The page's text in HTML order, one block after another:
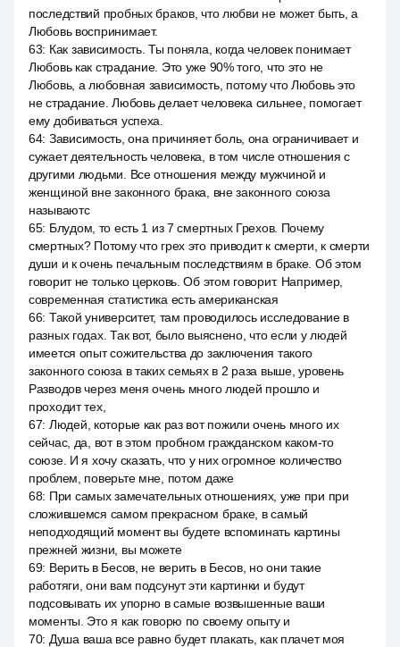
последствий пробных браков, что любви не может быть, а
Любовь воспринимает.
63: Как зависимость. Ты поняла, когда человек понимает
Любовь как страдание. Это уже 90% того, что это не
Любовь, а любовная зависимость, потому что Любовь это
не страдание. Любовь делает человека сильнее, помогает
ему добиваться успеха.
64: Зависимость, она причиняет боль, она ограничивает и
сужает деятельность человека, в том числе отношения с
другими людьми. Все отношения между мужчиной и
женщиной вне законного брака, вне законного союза
называютс
65: Блудом, то есть 1 из 7 смертных Грехов. Почему
смертных? Потому что грех это приводит к смерти, к смерти
души и к очень печальным последствиям в браке. Об этом
говорит не только церковь. Об этом говорит. Например,
современная статистика есть американская
66: Такой университет, там проводилось исследование в
разных годах. Так вот, было выяснено, что если у людей
имеется опыт сожительства до заключения такого
законного союза в таких семьях в 2 раза выше, уровень
Разводов через меня очень много людей прошло и
проходит тех,
67: Людей, которые как раз вот пожили очень много их
сейчас, да, вот в этом пробном гражданском каком-то
союзе. И я хочу сказать, что у них огромное количество
проблем, поверьте мне, потом даже
68: При самых замечательных отношениях, уже при при
сложившемся самом прекрасном браке, в самый
неподходящий момент вы будете вспоминать картины
прежней жизни, вы можете
69: Верить в Бесов, не верить в Бесов, но они такие
работяги, они вам подсунут эти картинки и будут
подсовывать их упорно в самые возвышенные ваши
моменты. Это я как говорю по своему опыту и
70: Душа ваша все равно будет плакать, как плачет моя